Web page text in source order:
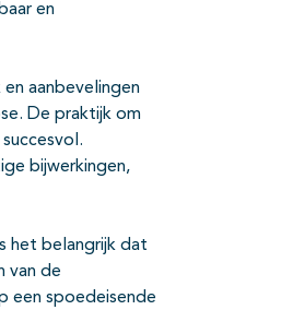
en
aanbevelingen
De praktijk om
bijwerkingen,
het belangrijk dat
van de
een spoedeisende